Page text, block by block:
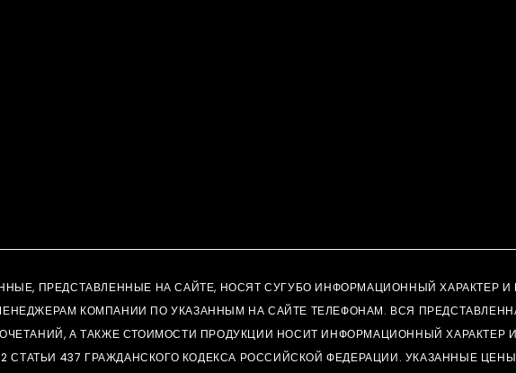
ПРЕДСТАВЛЕННЫЕ НА САЙТЕ, НОСЯТ СУГУБО ИНФОРМАЦИОННЫЙ
КОМПАНИИ ПО УКАЗАННЫМ НА САЙТЕ ТЕЛЕФОНАМ. ВСЯ
А ТАКЖЕ СТОИМОСТИ ПРОДУКЦИИ НОСИТ ИНФОРМАЦИОННЫЙ
437 ГРАЖДАНСКОГО КОДЕКСА РОССИЙСКОЙ ФЕДЕРАЦИИ. УКАЗАННЫЕ